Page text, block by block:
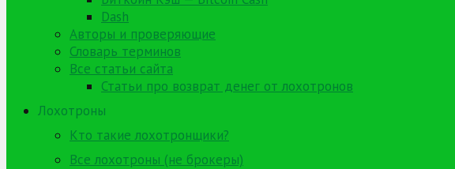
Dash
Авторы и проверяющие
Словарь терминов
Все статьи сайта
Статьи про возврат денег от лохотронов
Лохотроны
Кто такие лохотронщики?
Все лохотроны (не брокеры)